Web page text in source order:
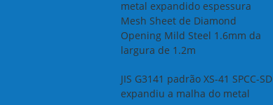
metal expandido espessura
Mesh Sheet de Diamond
Opening Mild Steel 1.6mm da
largura de 1.2m
JIS G3141 padrão XS-41 SPCC-SD
expandiu a malha do metal